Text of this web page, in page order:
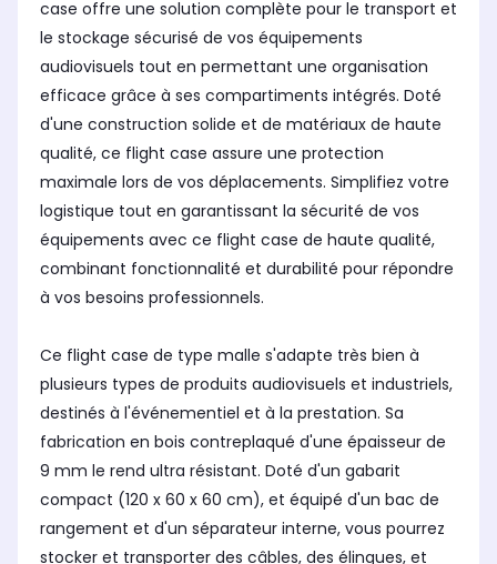
case offre une solution complète pour le transport et
le stockage sécurisé de vos équipements
audiovisuels tout en permettant une organisation
efficace grâce à ses compartiments intégrés. Doté
d'une construction solide et de matériaux de haute
qualité, ce flight case assure une protection
maximale lors de vos déplacements. Simplifiez votre
logistique tout en garantissant la sécurité de vos
équipements avec ce flight case de haute qualité,
combinant fonctionnalité et durabilité pour répondre
à vos besoins professionnels.
Ce flight case de type malle s'adapte très bien à
plusieurs types de produits audiovisuels et industriels,
destinés à l'événementiel et à la prestation. Sa
fabrication en bois contreplaqué d'une épaisseur de
9 mm le rend ultra résistant. Doté d'un gabarit
compact (120 x 60 x 60 cm), et équipé d'un bac de
rangement et d'un séparateur interne, vous pourrez
stocker et transporter des câbles, des élingues, et